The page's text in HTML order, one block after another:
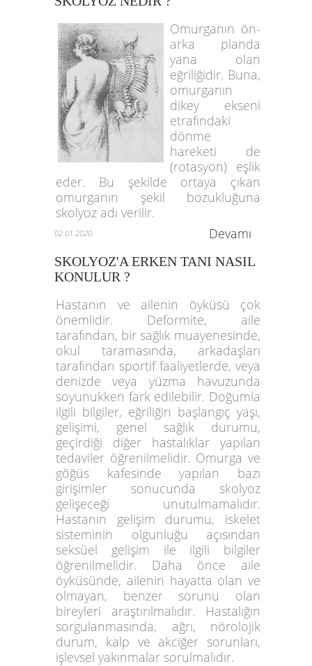
Omurganın ön-
arka planda
yana olan
eğriliğidir. Buna,
omurganın
dikey ekseni
etrafındaki
dönme
hareketi de
(rotasyon) eşlik
eder. Bu şekilde ortaya çıkan
omurganın şekil bozukluğuna
skolyoz adı verilir.
02.01.2020 Devamı
SKOLYOZ'A ERKEN TANI NASIL
KONULUR ?
Hastanın ve ailenin öyküsü çok
önemlidir. Deformite, aile
tarafından, bir sağlık muayenesinde,
okul taramasında, arkadaşları
tarafından sportif faaliyetlerde, veya
denizde veya yüzma havuzunda
soyunukken fark edilebilir. Doğumla
ilgili bilgiler, eğriliğin başlangıç yaşı,
gelişimi, genel sağlık durumu,
geçirdiği diğer hastalıklar yapılan
tedaviler öğrenilmelidir. Omurga ve
göğüs kafesinde yapılan bazı
girişimler sonucunda skolyoz
gelişeceği unutulmamalıdır.
Hastanın gelişim durumu, iskelet
sisteminin olgunluğu açısından
seksüel gelişim ile ilgili bilgiler
öğrenilmelidir. Daha önce aile
öyküsünde, ailenin hayatta olan ve
olmayan, benzer sorunu olan
bireyleri araştırılmalıdır. Hastalığın
sorgulanmasında, ağrı, nörolojik
durum, kalp ve akciğer sorunları,
işlevsel yakınmalar sorulmalıdır.